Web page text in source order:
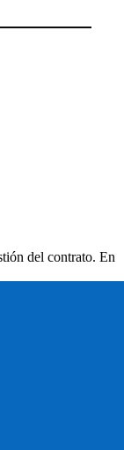
del contrato. En